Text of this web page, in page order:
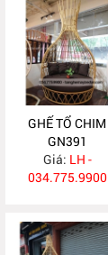
GHẾ TỔ CHIM
GN391
Giá: LH -
034.775.9900